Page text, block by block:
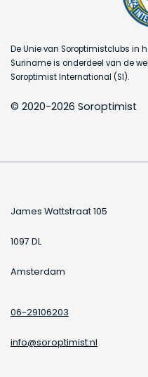
De Unie van Soroptimistclubs in
Suriname is onderdeel van de
Soroptimist International (SI).
© 2020-2026 Soroptimist
James Wattstraat 105
1097 DL
Amsterdam
06-29106203
info@soroptimist.nl